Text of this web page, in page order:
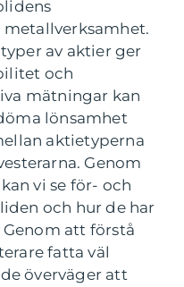
av aktier ger
och
mätningar kan
lönsamhet
aktietyperna
Genom
vi se för- och
och hur de har
att förstå
fatta väl
överväger att